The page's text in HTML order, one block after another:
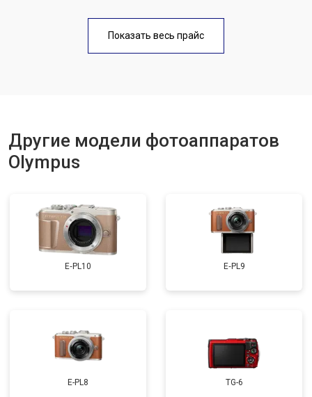
Чистка матрицы от 3100 ₽
Показать весь прайс
Другие модели фотоаппаратов
Olympus
E‑PL10 E‑PL9
E-PL8 TG-6